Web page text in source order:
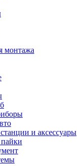
монтажа
и аксессуары